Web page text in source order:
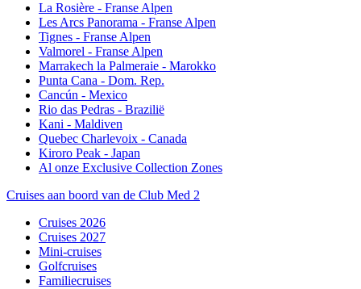
La Rosière - Franse Alpen
Les Arcs Panorama - Franse Alpen
Tignes - Franse Alpen
Valmorel - Franse Alpen
Marrakech la Palmeraie - Marokko
Punta Cana - Dom. Rep.
Cancún - Mexico
Rio das Pedras - Brazilië
Kani - Maldiven
Quebec Charlevoix - Canada
Kiroro Peak - Japan
Al onze Exclusive Collection Zones
Cruises aan boord van de Club Med 2
Cruises 2026
Cruises 2027
Mini-cruises
Golfcruises
Familiecruises